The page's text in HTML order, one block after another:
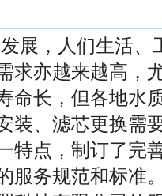
，人们生活、
求亦越来越高，
命长，但各地水
装、滤芯更换需
特点，制订了完
服务规范和标准